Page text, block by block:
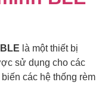
là một thiết bị
sử dụng cho các
các hệ thống rèm